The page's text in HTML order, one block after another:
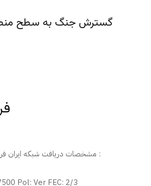
گسترش جنگ به سطح
مشخصات دریافت شبکه ایران فردا در ماهواره ترکمنعالم :
Pol: Ver FEC: 2/3